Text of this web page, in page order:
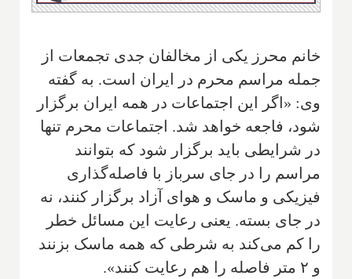
خانم محرز یکی از مخالفان جدی تجمعات از
جمله مراسم محرم در ایران است. به گفته
وی: «اگر این اجتماعات در همه ایران برگزار
شود، فاجعه خواهد شد. اجتماعات محرم تنها
در شرایطی باید برگزار شود که بتوانند
مراسم را در جای سرباز با فاصله‌گذاری
فیزیکی و ماسک و هوای آزاد برگزار کنند، نه
در جای بسته. یعنی رعایت این مسائل خطر
را کم می‌کند به شرطی که همه ماسک بزنند
و ۲ متر فاصله را هم رعایت کنند».